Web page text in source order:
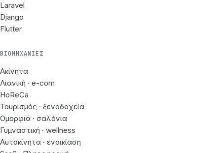
Laravel
Django
Flutter
ΒΙΟΜΗΧΑΝΊΕΣ
Ακίνητα
Λιανική · e-com
HoReCa
Τουρισμός · ξενοδοχεία
Ομορφιά · σαλόνια
Γυμναστική · wellness
Αυτοκίνητα · ενοικίαση